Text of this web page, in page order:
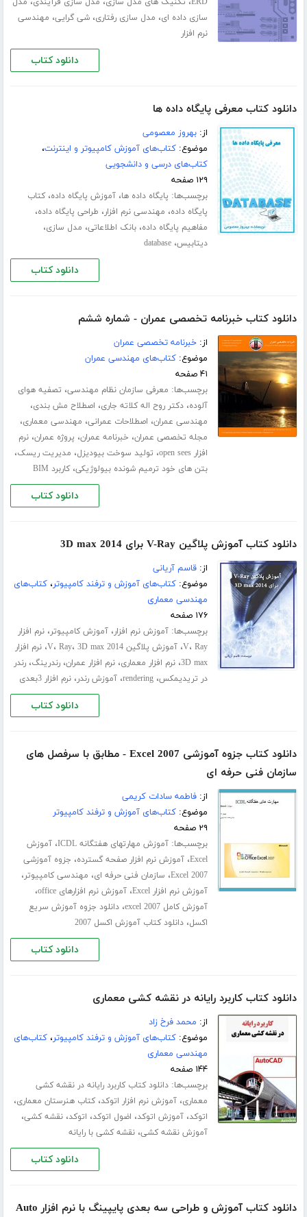
سازی داده ای، مدل سازی رفتاری،شی گرایی، مهندسی
نرم افزار
دانلود کتاب
دانلود کتاب معرفی پایگاه داده ها
از:بهروز معصومی
موضوع:کتاب‌های آموزش کامپیوتر و اینترنت،
کتاب‌های درسی و دانشجویی
۱۲۹ صفحه
برچسب‌ها: پایگاه داده ها،آموزش پایگاه داده،کتاب
پایگاه داده، مهندسی نرم افزار، طراحی پایگاه داده،
مفاهیم پایگاه داده،بانک اطلاعاتی، مدل سازی،
دیتابیس،database
دانلود کتاب
دانلود کتاب خبرنامه تخصصی عمران - شماره ششم
از:خبرنامه تخصصی عمران
موضوع:کتاب‌های مهندسی عمران
۴۱ صفحه
برچسب‌ها: معرفی سازمان نظام مهندسی، تصفیه هوای
آلوده،دکتر روح اله کلاته جاری، اصطلاح مش بندی،
مهندسی عمران، اصطلاحات عمرانی، مهندسی معماری،
مجله تخصصی عمران، خبرنامه عمران، پروژه عمران،نرم
افزار open sees
، تولید سوخت بیودیزل، مدیریت ریسک،
بتن های خود ترمیم شونده بیولوژیکی،کاربرد BIM
دانلود کتاب
دانلود کتاب آموزش پلاگین V-Ray برای 3D max 2014
از:قاسم آریانی
موضوع:کتاب‌های آموزش و ترفند کامپیوتر،کتاب‌های
مهندسی معماری
۱۷۶ صفحه
برچسب‌ها:آموزش نرم افزار،آموزش کامپیوتر،نرم افزار
V، Ray ،آموزش پلاگین V ، Ray، 3D max 2014 ،نرم افزار
3D max،نرم افزار معماری،نرم افزار عمران،رندرینگ،رندر
در تریدیمکس،rendering،آموزش رندر،نرم افزار 3بعدی
دانلود کتاب
دانلود کتاب جزوه آموزشی Excel 2007 - مطابق با سرفصل های
سازمان فنی حرفه ای
از:فاطمه سادات کریمی
موضوع:کتاب‌های آموزش و ترفند کامپیوتر
۲۹ صفحه
برچسب‌ها:آموزش مهارتهای هفتگانه ICDL ،آموزش
Excel،آموزش نرم افزار صفحه گسترده، جزوه آموزشی
Excel 2007، سازمان فنی حرفه ای، مهندسی کامپیوتر،
آموزش نرم افزار Excel ،آموزش نرم افزارهای office ،
آموزش کامل excel 2007 ،دانلود جزوه آموزش سریع
اکسل،دانلود کتاب آموزش اکسل 2007
دانلود کتاب
دانلود کتاب کاربرد رایانه در نقشه کشی معماری
از: محمد فرخ زاد
موضوع:کتاب‌های آموزش و ترفند کامپیوتر،کتاب‌های
مهندسی معماری
۱۴۴ صفحه
برچسب‌ها:دانلود کتاب کاربرد رایانه در نقشه کشی
معماری،آموزش نرم افزار اتوکد،کتاب هنرستان معماری،
اتوکد،آموزش اتوکد، اضول اتوکد، اتوکد،نقشه کشی،
آموزش نقشه کشی،نقشه کشی با رایانه
دانلود کتاب
دانلود کتاب آموزش و طراحی سه بعدی پایپینگ با نرم افزار Auto